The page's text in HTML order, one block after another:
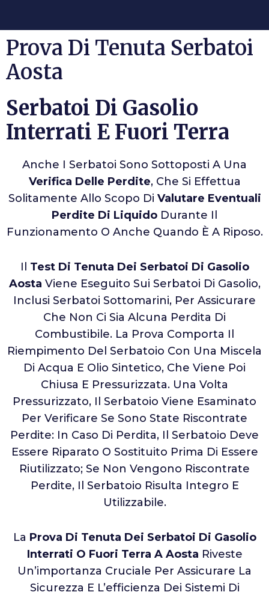
Prova Di Tenuta Serbatoi
Aosta
Serbatoi Di Gasolio
Interrati E Fuori Terra
Anche I Serbatoi Sono Sottoposti A Una
Verifica Delle Perdite, Che Si Effettua
Solitamente Allo Scopo Di Valutare Eventuali
Perdite Di Liquido Durante Il
Funzionamento O Anche Quando È A Riposo.
Il Test Di Tenuta Dei Serbatoi Di Gasolio
Aosta Viene Eseguito Sui Serbatoi Di Gasolio,
Inclusi Serbatoi Sottomarini, Per Assicurare
Che Non Ci Sia Alcuna Perdita Di
Combustibile. La Prova Comporta Il
Riempimento Del Serbatoio Con Una Miscela
Di Acqua E Olio Sintetico, Che Viene Poi
Chiusa E Pressurizzata. Una Volta
Pressurizzato, Il Serbatoio Viene Esaminato
Per Verificare Se Sono State Riscontrate
Perdite: In Caso Di Perdita, Il Serbatoio Deve
Essere Riparato O Sostituito Prima Di Essere
Riutilizzato; Se Non Vengono Riscontrate
Perdite, Il Serbatoio Risulta Integro E
Utilizzabile.
La Prova Di Tenuta Dei Serbatoi Di Gasolio
Interrati O Fuori Terra A Aosta Riveste
Un’importanza Cruciale Per Assicurare La
Sicurezza E L’efficienza Dei Sistemi Di